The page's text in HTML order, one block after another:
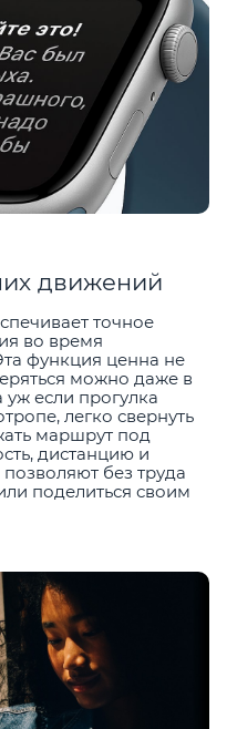
движений
точное
во время
функция ценна не
можно даже в
если прогулка
легко свернуть
маршрут под
дистанцию и
без труда
поделиться своим